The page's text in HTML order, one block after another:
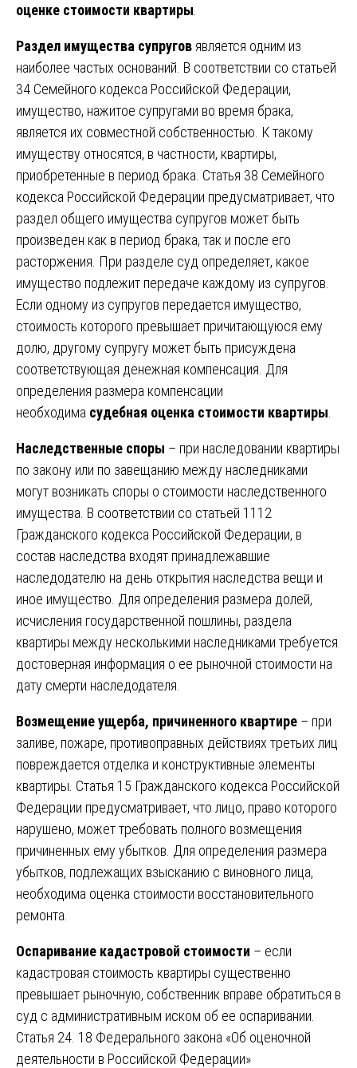
оценке стоимости квартиры
Раздел имущества супругов является одним из
наиболее частых оснований. В соответствии со статьей
34 Семейного кодекса Российской Федерации,
имущество, нажитое супругами во время брака,
является их совместной собственностью. К такому
имуществу относятся, в частности, квартиры,
приобретенные в период брака. Статья 38 Семейного
кодекса Российской Федерации предусматривает, что
раздел общего имущества супругов может быть
произведен как в период брака, так и после его
расторжения. При разделе суд определяет, какое
имущество подлежит передаче каждому из супругов.
Если одному из супругов передается имущество,
стоимость которого превышает причитающуюся ему
долю, другому супругу может быть присуждена
соответствующая денежная компенсация. Для
определения размера компенсации
необходима судебная оценка стоимости квартиры
Наследственные споры – при наследовании квартиры
по закону или по завещанию между наследниками
могут возникать споры о стоимости наследственного
имущества. В соответствии со статьей 1112
Гражданского кодекса Российской Федерации, в
состав наследства входят принадлежавшие
наследодателю на день открытия наследства вещи и
иное имущество. Для определения размера долей,
исчисления государственной пошлины, раздела
квартиры между несколькими наследниками требуется
достоверная информация о ее рыночной стоимости на
дату смерти наследодателя.
Возмещение ущерба, причиненного квартире – при
заливе, пожаре, противоправных действиях третьих лиц
повреждается отделка и конструктивные элементы
квартиры. Статья 15 Гражданского кодекса Российской
Федерации предусматривает, что лицо, право которого
нарушено, может требовать полного возмещения
причиненных ему убытков. Для определения размера
убытков, подлежащих взысканию с виновного лица,
необходима оценка стоимости восстановительного
ремонта.
Оспаривание кадастровой стоимости – если
кадастровая стоимость квартиры существенно
превышает рыночную, собственник вправе обратиться в
суд с административным иском об ее оспаривании.
Статья 24. 18 Федерального закона «Об оценочной
деятельности в Российской Федерации»